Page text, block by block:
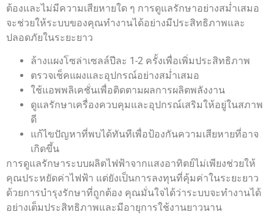
ต้องและไม่มีความเสียหายใด ๆ การดูแลรักษาอย่างสม่ำเสมอ
จะช่วยให้ระบบของคุณทำงานได้อย่างมีประสิทธิภาพและ
ปลอดภัยในระยะยาว
ล้างแผงโซล่าเซลล์ปีละ 1-2 ครั้งเพื่อเพิ่มประสิทธิภาพ
ตรวจเช็คแผงและอุปกรณ์อย่างสม่ำเสมอ
ใช้แอพพลิเคชั่นเพื่อติดตามผลการผลิตพลังงาน
ดูแลรักษาเครื่องควบคุมและอุปกรณ์เสริมให้อยู่ในสภาพ
ดี
แก้ไขปัญหาที่พบได้ทันทีเพื่อป้องกันความเสียหายที่อาจ
เกิดขึ้น
การดูแลรักษาระบบผลิตไฟฟ้าจากแสงอาทิตย์ไม่เพียงช่วยให้
คุณประหยัดค่าไฟฟ้า แต่ยังเป็นการลงทุนที่คุ้มค่าในระยะยาว
ด้วยการบำรุงรักษาที่ถูกต้อง คุณมั่นใจได้ว่าระบบจะทำงานได้
อย่างเต็มประสิทธิภาพและมีอายุการใช้งานยาวนาน